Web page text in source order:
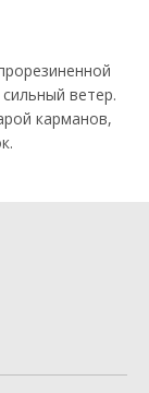
ветер.
карманов,